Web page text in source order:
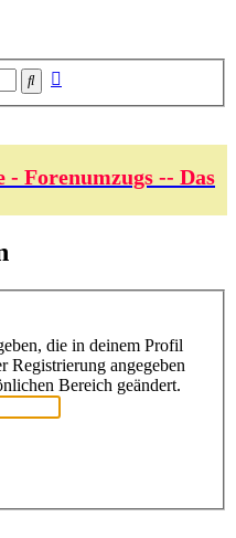
Suche
Forenumzugs -- Das
die in deinem Profil
Registrierung angegeben
Bereich geändert.